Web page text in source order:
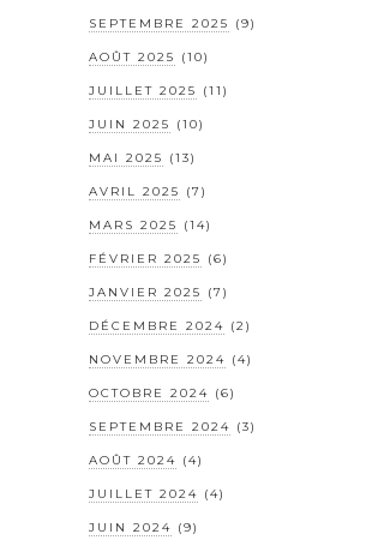
SEPTEMBRE 2025 (9)
AOÛT 2025 (10)
JUILLET 2025 (11)
JUIN 2025 (10)
MAI 2025 (13)
AVRIL 2025 (7)
MARS 2025 (14)
FÉVRIER 2025 (6)
JANVIER 2025 (7)
DÉCEMBRE 2024 (2)
NOVEMBRE 2024 (4)
OCTOBRE 2024 (6)
SEPTEMBRE 2024 (3)
AOÛT 2024 (4)
JUILLET 2024 (4)
JUIN 2024 (9)